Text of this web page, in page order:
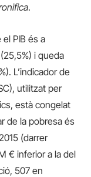
.
PIB és a
i queda
L’indicador de
utilitzat per
està congelat
de la pobresa és
(darrer
€ inferior a la del
507 en